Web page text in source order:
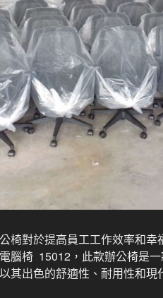
椅對於提高員工工作效率和
腦椅 15012，此款辦公椅是
其出色的舒適性、耐用性和現